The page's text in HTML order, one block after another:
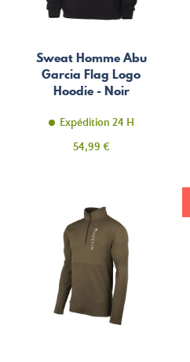
Sweat Homme Abu
Garcia Flag Logo
Hoodie - Noir
Expédition 24 H
Prix
54,99 €